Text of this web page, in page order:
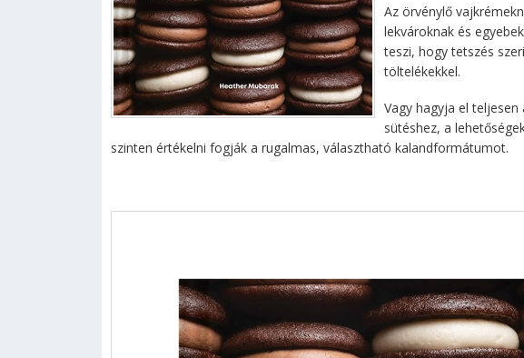
Az örvénylő
lekvároknak és
teszi, hogy tetszés
töltelékekkel.
Vagy hagyja el
sütéshez, a
szinten értékelni fogják a rugalmas, választható kalandformátumot.